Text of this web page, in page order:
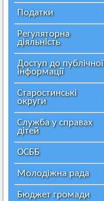
Податки
Регуляторна
діяльність
Доступ до публічної
інформації
Старостинські
округи
Служба у справах
дітей
ОСББ
Молодіжна рада
Бюджет громади